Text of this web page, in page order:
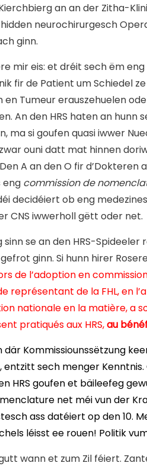
an an der Zitha-
neurochirurgesch
ginn.
mir eis: et dréit sech ëm eng
fir de Patient um Schiedel ze
Tumeur erauszehuelen
An den HRS haten an hunn
ma si goufen quasi iwwer
ouni datt mat hinnen
A an den O fir d’Dokteren
eng commission de
decidéiert ob eng
CNS iwwerholl gëtt oder net.
sinn se an den HRS-
ginn. Si hunn hirer
de l’adoption en
représentant de la FHL, en
nationale en la matière, a
pratiqués aux HRS,au
där Kommissiounssëtzung
sech menger
HRS goufen et bäileefeg
net méi vun der
ass datéiert op den 10.
léisst ee rouen! Politik
wann et zum Zil féiert.